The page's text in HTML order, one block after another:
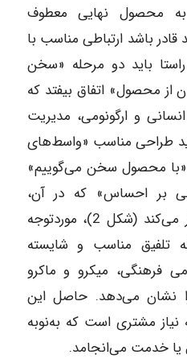
به محصول نهایی معطوف
باشد ارتباطی مناسب با
راستا باید دو مرحله «سخن
محصول» اتفاق بیفتد که
و ارگونومی، مدیریت
طراحی مناسب «واسط‌های
محصول سخن می‌گوییم»
بر احساس» که در آن،
محصول با ما ارتباط برقرار می‌کند (شکل 2)، موردتوجه
تلفیق مناسب و شایسته
فرهنگی، میکرو و ماکرو
نشان می‌دهد. حاصل این
مشتری است که به‌نوبه
یا خدمت می‌انجامد.